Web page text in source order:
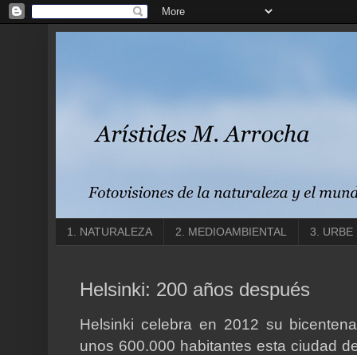
1. NATURALEZA 2. MEDIOAMBIENTAL 3. URBE
Helsinki: 200 años después
Helsinki celebra en 2012 su
unos 600.000 habitantes esta ciudad